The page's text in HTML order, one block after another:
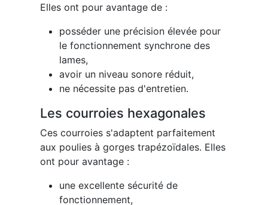
Elles ont pour avantage de :
posséder une précision élevée pour
le fonctionnement synchrone des
lames,
avoir un niveau sonore réduit,
ne nécessite pas d'entretien.
Les courroies hexagonales
Ces courroies s'adaptent parfaitement
aux poulies à gorges trapézoïdales. Elles
ont pour avantage :
une excellente sécurité de
fonctionnement,